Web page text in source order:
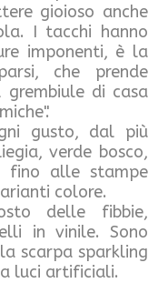
gioioso anche
I tacchi hanno
imponenti, è la
che prende
di casa
gusto, dal più
verde bosco,
fino alle stampe
colore.
delle fibbie,
in vinile. Sono
scarpa sparkling
luci artificiali.